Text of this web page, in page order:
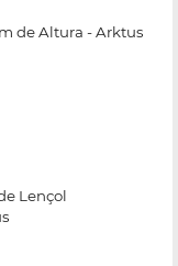
de Altura - Arktus
Lençol